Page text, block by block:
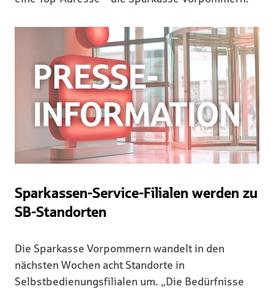
Sparkassen-Service-Filialen werden zu
SB-Standorten
Die Sparkasse Vorpommern wandelt in den
nächsten Wochen acht Standorte in
Selbstbedienungsfilialen um. „Die Bedürfnisse